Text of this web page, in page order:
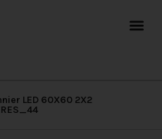
LED 60X60 2X2